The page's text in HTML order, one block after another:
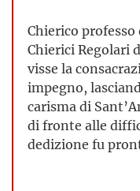
Chierico professo
Chierici Regolari
visse la
impegno,
carisma di
di fronte alle
dedizione fu